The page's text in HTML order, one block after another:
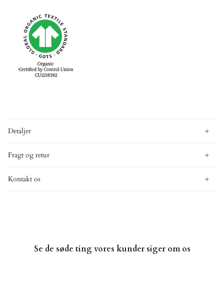
Detaljer
Fragt og retur
Kontakt os
Se de søde ting vores kunder siger om os